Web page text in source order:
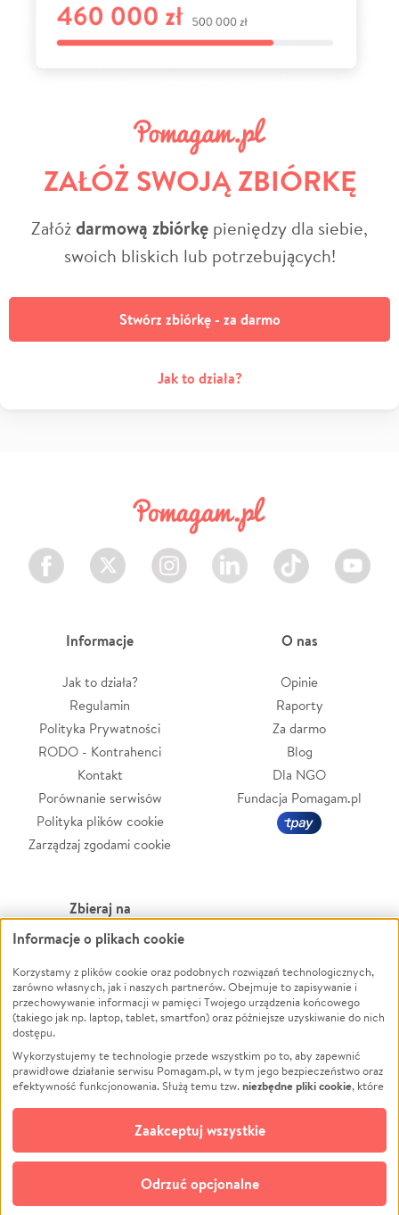
ZAŁÓŻ SWOJĄ ZBIÓRKĘ
Załóżdarmową zbiórkę pieniędzy dla siebie,
swoich bliskich lub potrzebujących!
Stwórz zbiórkę - za darmo
Jak to działa?
Facebook Twitter Instagram LinkedIn TikTok Youtube
Informacje
Jak to działa?
Regulamin
Polityka Prywatności
RODO - Kontrahenci
Kontakt
Porównanie serwisów
Polityka plików cookie
Zarządzaj zgodami cookie
O nas
Opinie
Raporty
Za darmo
Blog
Dla NGO
Fundacja Pomagam.pl
Zbieraj na
Leczenie
Zwierzęta
Pożar
Ukraina
Pomoc Finansowa
Projekty
Pogrzeb
Społeczność lokalna
Kultura
Powódź
Wichura
NGO
Edukacja
Podróż
Impreza
Ochrona środowiska
Biznes
Informacje o plikach cookie
Korzystamy z plików cookie oraz podobnych rozwiązań technologicznych,
zarówno własnych, jak i naszych partnerów. Obejmuje to zapisywanie i
przechowywanie informacji w pamięci Twojego urządzenia końcowego
(takiego jak np. laptop, tablet, smartfon) oraz późniejsze uzyskiwanie do nich
dostępu.
Wykorzystujemy te technologie przede wszystkim po to, aby zapewnić
prawidłowe działanie serwisu Pomagam.pl, w tym jego bezpieczeństwo oraz
efektywność funkcjonowania. Służą temu tzw.niezbędne pliki cookie, które
opcjonalnych plików cookie
technologii do celów analitycznych i retargetingowych. Możesz wyrazić
zgodę na ich stosowanie lub jej odmówić. W dowolnym momencie masz
możliwość zmiany swoich preferencji na stronie „Zarządzaj zgodami cookie”,
do której link znajdziesz w stopce serwisu Pomagam.pl. Opcjonalne pliki
cookie wykorzystywane są w następujących celach:
Odrzuć opcjonalne
Zaakceptuj wszystkie